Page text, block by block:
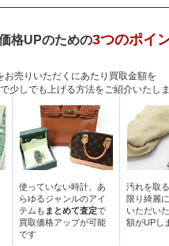
格UPのための3つのポイ
お売りいただくにあたり買取金額を
少しでも上げる方法をご紹介いたしま
使っていない時計、あ
らゆるジャンルのアイ
テムも まとめて査定で
買取価格アップが可能
です
汚れを取
限り綺麗
いただい
額がUPし